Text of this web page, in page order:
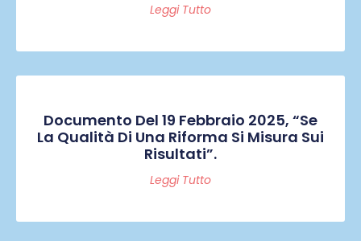
Leggi Tutto
Documento Del 19 Febbraio 2025, “Se
La Qualità Di Una Riforma Si Misura Sui
Risultati”.
Leggi Tutto